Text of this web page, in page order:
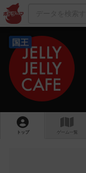
国王
トップ ゲーム一覧